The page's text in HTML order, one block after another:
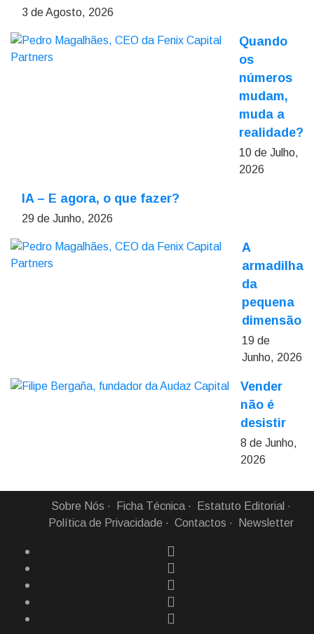
3 de Agosto, 2026
Quando
os
números
mudam,
muda a
realidade?
10 de Julho,
2026
IA – E agora, o que fazer?
29 de Junho, 2026
A
armadilha
da
pequena
dimensão
19 de
Junho, 2026
Vender
não é
desistir
8 de Junho,
2026
Sobre Nós Ficha Técnica
Estatuto Editorial
Política de Privacidade
Contactos Newsletter